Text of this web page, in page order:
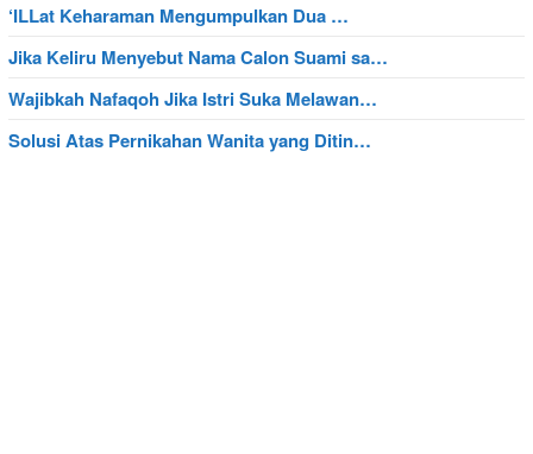
‘ILLat Keharaman Mengumpulkan Dua …
Jika Keliru Menyebut Nama Calon Suami sa…
Wajibkah Nafaqoh Jika Istri Suka Melawan…
Solusi Atas Pernikahan Wanita yang Ditin…